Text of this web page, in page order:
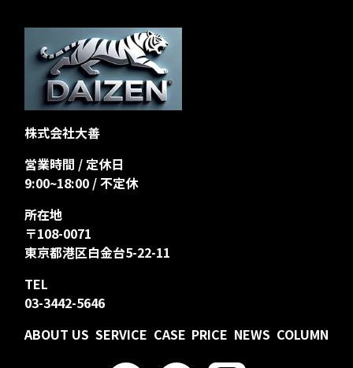
株式会社大善
営業時間 / 定休日
9:00~18:00 / 不定休
所在地
〒108-0071
東京都港区白金台5-22-11
TEL
03-3442-5646
ABOUT US SERVICE CASE PRICE NEWS COLUMN